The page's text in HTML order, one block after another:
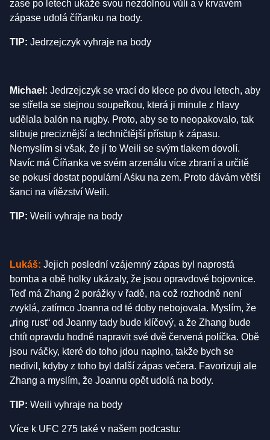
zase po letech ukáže svou nezdolnou vůli a v krvavém
zápase udolá číňanku na body.
TIP: Jedrzejczyk vyhraje na body
Michael: Jedrzejczyk se vrací do klece po dvou letech, aby
se střetla se stejnou soupeřkou, která ji minule z hlavy
udělala balón na rugby. Proto, aby se to neopakovalo, tak
slibuje preciznější a techničtější přístup k zápasu.
Nemyslím si však, že jí to Weili se svým tlakem dovolí.
Navíc má Číňanka ve svém arzenálu více zbraní a určitě
se pokusí dostat populární Aśku na zem. Proto dávám větší
šanci na vítězství Weili.
TIP: Weili vyhraje na body
Lukáš: Jejich poslední vzájemný zápas byl naprostá
bomba a obě holky ukázaly, že jsou opravdové bojovnice.
Teď má Zhang 2 porážky v řadě, na což rozhodně není
zvyklá, zatímco Joanna od té doby nebojovala. Myslím, že
„ring rust“ od Joanny tady bude klíčový, a že Zhang bude
chtít opravdu hodně napravit své dvě červená políčka. Obě
jsou rváčky, které do toho jdou naplno, takže bych se
nedivil, kdyby z toho byl další zápas večera. Favorizuji ale
Zhang a myslím, že Joannu opět udolá na body.
TIP: Weili vyhraje na body
Více k UFC 275 také v našem podcastu: